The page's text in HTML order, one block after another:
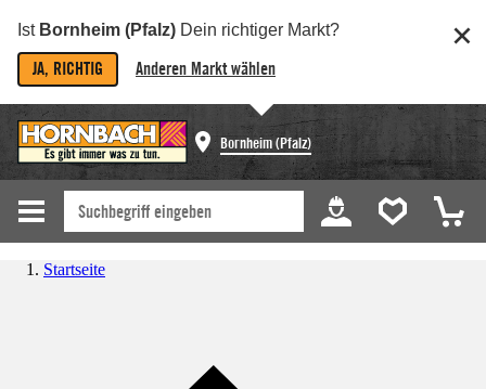
Ist Bornheim (Pfalz) Dein richtiger Markt?
JA, RICHTIG Anderen Markt wählen
Bornheim (Pfalz)
Startseite